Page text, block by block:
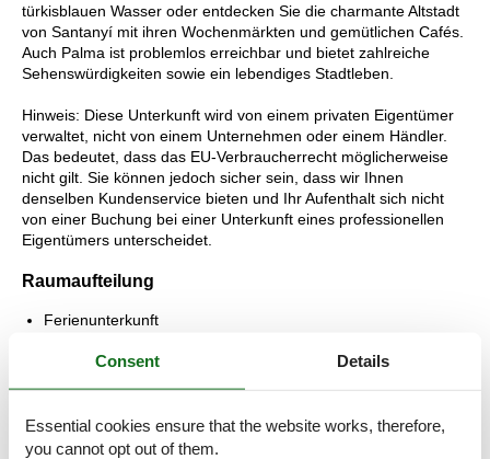
türkisblauen Wasser oder entdecken Sie die charmante Altstadt
von Santanyí mit ihren Wochenmärkten und gemütlichen Cafés.
Auch Palma ist problemlos erreichbar und bietet zahlreiche
Sehenswürdigkeiten sowie ein lebendiges Stadtleben.
Hinweis: Diese Unterkunft wird von einem privaten Eigentümer
verwaltet, nicht von einem Unternehmen oder einem Händler.
Das bedeutet, dass das EU-Verbraucherrecht möglicherweise
nicht gilt. Sie können jedoch sicher sein, dass wir Ihnen
denselben Kundenservice bieten und Ihr Aufenthalt sich nicht
von einer Buchung bei einer Unterkunft eines professionellen
Eigentümers unterscheidet.
Raumaufteilung
Ferienunterkunft
Doppelbett
Doppelbett
Consent Details
Essential cookies ensure that the website works, therefore,
you cannot opt out of them.